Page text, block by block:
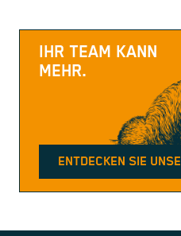
IHR TEAM KANN
MEHR.
ENTDECKEN SIE